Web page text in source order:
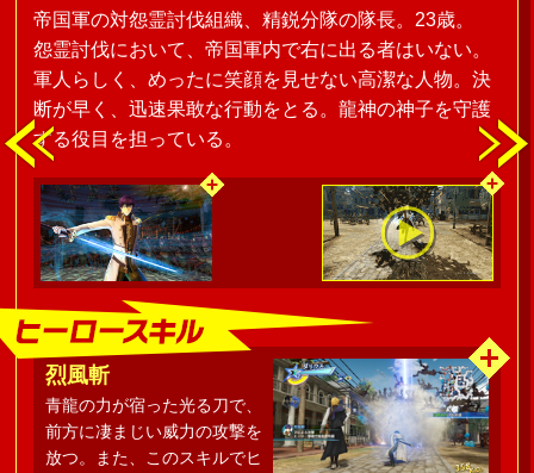
帝国軍の対怨霊討伐組織、精鋭分隊の隊長。23歳。
怨霊討伐において、帝国軍内で右に出る者はいない。
軍人らしく、めったに笑顔を見せない高潔な人物。決
断が早く、迅速果敢な行動をとる。龍神の神子を守護
する役目を担っている。
烈風斬
青龍の力が宿った光る刀で、
前方に凄まじい威力の攻撃を
放つ。また、このスキルでヒ